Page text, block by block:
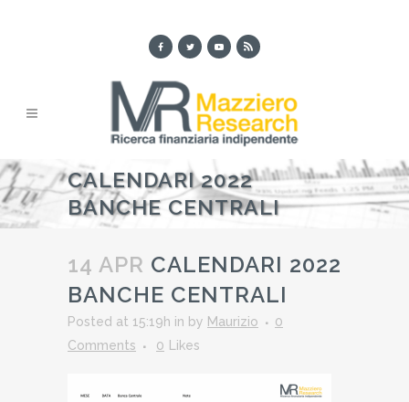
CALENDARI 2022
BANCHE CENTRALI
14 APR CALENDARI 2022
BANCHE CENTRALI
Posted at 15:19h in by Maurizio
0
Comments
0 Likes